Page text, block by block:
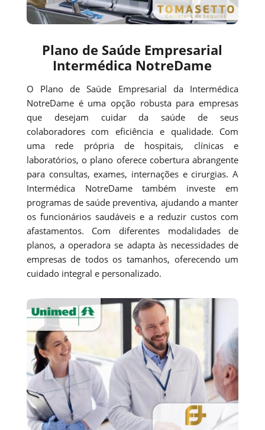
Plano de Saúde Empresarial
Intermédica NotreDame
O Plano de Saúde Empresarial da Intermédica
NotreDame é uma opção robusta para empresas
que desejam cuidar da saúde de seus
colaboradores com eficiência e qualidade. Com
uma rede própria de hospitais, clínicas e
laboratórios, o plano oferece cobertura abrangente
para consultas, exames, internações e cirurgias. A
Intermédica NotreDame também investe em
programas de saúde preventiva, ajudando a manter
os funcionários saudáveis e a reduzir custos com
afastamentos. Com diferentes modalidades de
planos, a operadora se adapta às necessidades de
empresas de todos os tamanhos, oferecendo um
cuidado integral e personalizado.